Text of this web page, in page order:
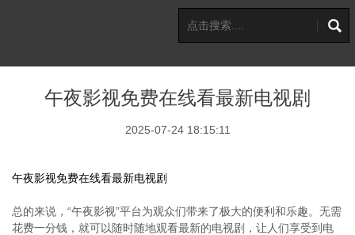
午夜影视免费在线看最新电视剧
2025-07-24 18:15:11
午夜影视免费在线看最新电视剧
总的来说，“午夜影视”平台为观众们带来了极大的便利和乐趣。无需
花费一分钱，就可以随时随地观看最新的电视剧，让人们享受到电